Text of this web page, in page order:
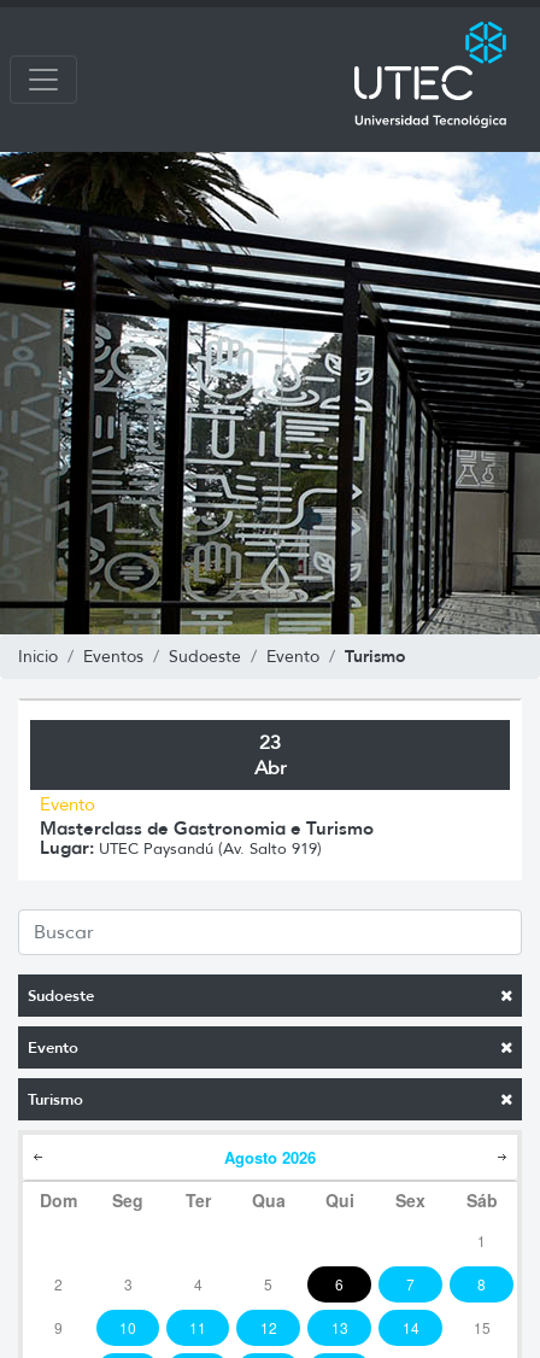
Inicio Eventos Sudoeste Evento Turismo
Sudoeste
Evento
Turismo
Agosto 2026
Dom Seg Ter Qua Qui Sex Sáb
1
2 3 4 5 6 7 8
9 10 11 12 13 14 15
23
Abr
Evento
Masterclass de Gastronomia e Turismo
Lugar: UTEC Paysandú (Av. Salto 919)